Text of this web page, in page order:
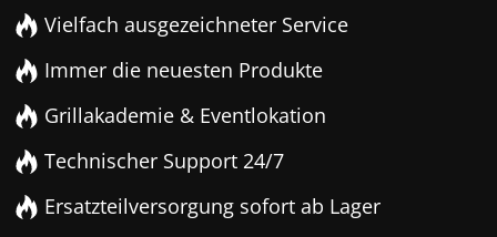
Vielfach ausgezeichneter Service
Immer die neuesten Produkte
Grillakademie & Eventlokation
Technischer Support 24/7
Ersatzteilversorgung sofort ab Lager